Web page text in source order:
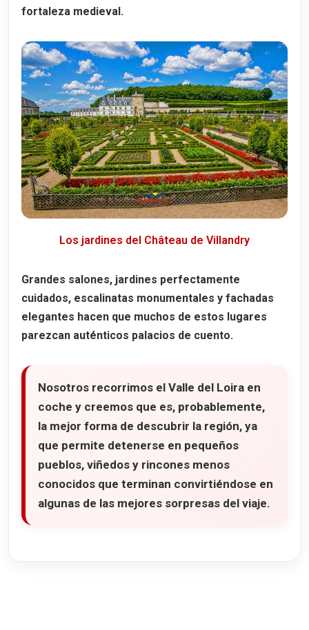
Blois
Amboise
Saumur
Angers
Nantes
Chinon
Nuestro hotel en el Valle del Loira
Dónde comimos en el Valle del Loira
La Maison des Halles
La Bigouden
Restaurante en Villandry
L'Ardoise Chinon
7 mejores excursiones desde Paris
Palacio de Versalles
Visita al Palacio
fortaleza medieval.
Los jardines del Château de Villandry
Grandes salones, jardines perfectamente
cuidados, escalinatas monumentales y fachadas
elegantes hacen que muchos de estos lugares
parezcan auténticos palacios de cuento.
Nosotros recorrimos el Valle del Loira en
coche y creemos que es, probablemente,
la mejor forma de descubrir la región, ya
que permite detenerse en pequeños
pueblos, viñedos y rincones menos
conocidos que terminan convirtiéndose en
algunas de las mejores sorpresas del viaje.